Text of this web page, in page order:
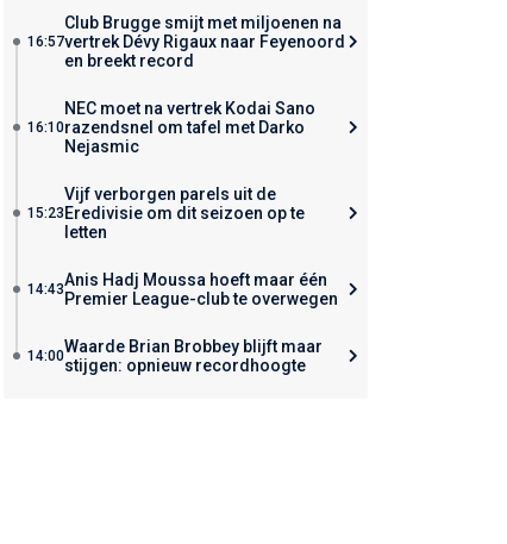
16:57
Club Brugge smijt met miljoenen na
vertrek Dévy Rigaux naar Feyenoord
en breekt record
16:10
NEC moet na vertrek Kodai Sano
razendsnel om tafel met Darko
Nejasmic
15:23
Vijf verborgen parels uit de
Eredivisie om dit seizoen op te
letten
14:43Anis Hadj Moussa hoeft maar één
Premier League-club te overwegen
14:00Waarde Brian Brobbey blijft maar
stijgen: opnieuw recordhoogte